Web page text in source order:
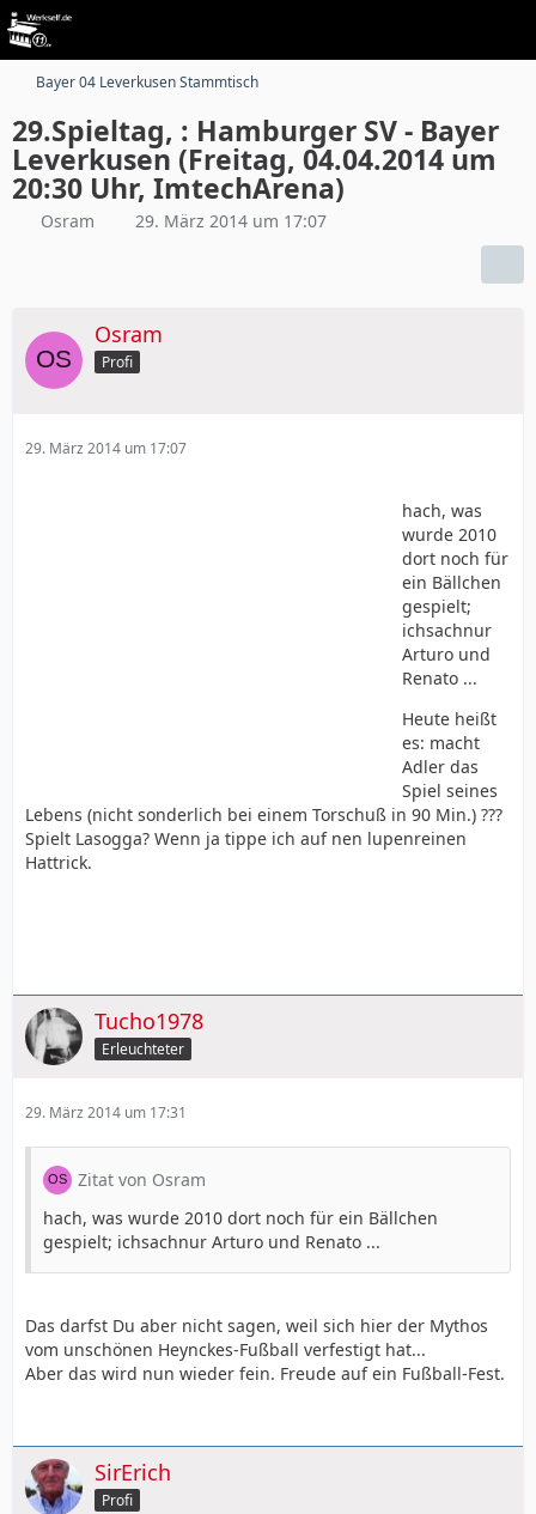
Bayer 04 Leverkusen Stammtisch
29.Spieltag, : Hamburger SV - Bayer
Leverkusen (Freitag, 04.04.2014 um
20:30 Uhr, ImtechArena)
Osram 29. März 2014 um 17:07
Osram
Profi
29. März 2014 um 17:07
hach, was
wurde 2010
dort noch für
ein Bällchen
gespielt;
ichsachnur
Arturo und
Renato ...
Heute heißt
es: macht
Adler das
Spiel seines
Lebens (nicht sonderlich bei einem Torschuß in 90 Min.) ???
Spielt Lasogga? Wenn ja tippe ich auf nen lupenreinen
Hattrick.
Tucho1978
Erleuchteter
29. März 2014 um 17:31
Zitat von Osram
hach, was wurde 2010 dort noch für ein Bällchen
gespielt; ichsachnur Arturo und Renato ...
Das darfst Du aber nicht sagen, weil sich hier der Mythos
vom unschönen Heynckes-Fußball verfestigt hat...
Aber das wird nun wieder fein. Freude auf ein Fußball-Fest.
SirErich
Profi